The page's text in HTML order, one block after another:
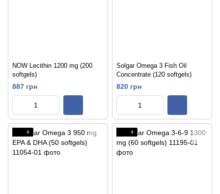
NOW Lecithin 1200 mg (200
softgels)
887 грн
Solgar Omega 3 Fish Oil
Concentrate (120 softgels)
820 грн
4 4